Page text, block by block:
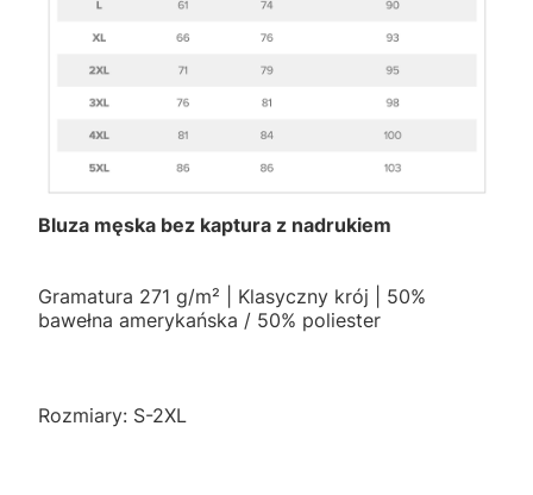
Bluza męska bez kaptura z nadrukiem
Gramatura 271 g/m² | Klasyczny krój | 50%
bawełna amerykańska / 50% poliester
Rozmiary: S-2XL